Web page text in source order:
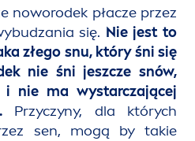
noworodek płacze przez
się. Nie jest to
złego snu, który śni się
nie śni jeszcze snów,
nie ma wystarczającej
Przyczyny, dla których
sen, mogą by takie